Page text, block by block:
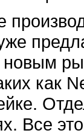
новым
как
Все